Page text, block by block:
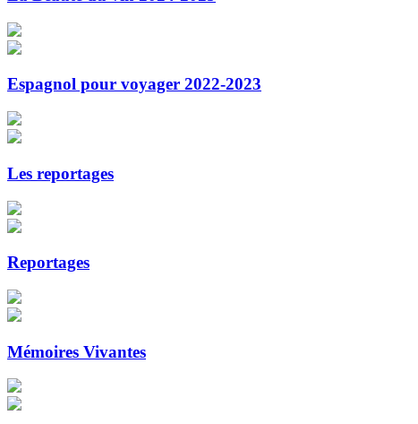
Espagnol pour voyager 2022-2023
Les reportages
Reportages
Mémoires Vivantes